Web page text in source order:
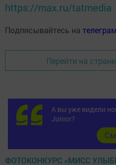
https://max.ru/tatmedia
Подписывайтесь на
Перейти на
ФОТОКОНКУРС «МИСС
А вы уже видели
Junior?